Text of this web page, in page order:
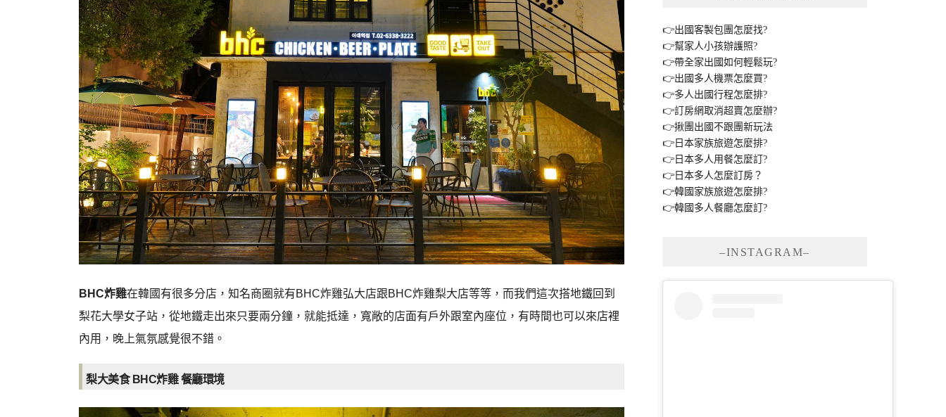
BHC炸雞在韓國有很多分店，知名商圈就有BHC炸雞弘大店跟BHC炸雞梨大店等等，而我們這次搭地鐵回到
梨花大學女子站，從地鐵走出來只要兩分鐘，就能抵達，寬敞的店面有戶外跟室內座位，有時間也可以來店裡
內用，晚上氣氛感覺很不錯。
梨大美食 BHC炸雞餐廳環境
👉出國客製包團怎麼找?
👉幫家人小孩辦護照?
👉帶全家出國如何輕鬆玩?
👉出國多人機票怎麼買?
👉多人出國行程怎麼排?
👉訂房網取消超賣怎麼辦?
👉揪團出國不跟團新玩法
👉日本家族旅遊怎麼排?
👉日本多人用餐怎麼訂?
👉日本多人怎麼訂房？
👉韓國家族旅遊怎麼排?
👉韓國多人餐廳怎麼訂?
–INSTAGRAM–